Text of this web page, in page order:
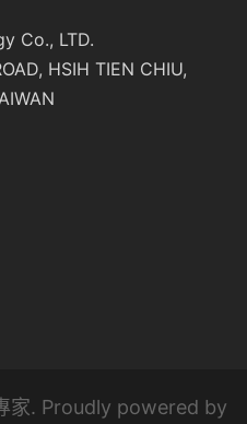
Co., LTD.
HSIH TIEN CHIU,
家. Proudly powered by